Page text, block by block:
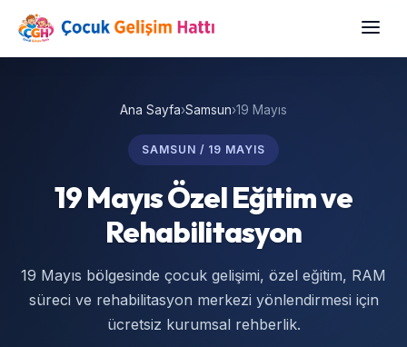
Ana Sayfa›Samsun›19 Mayıs
SAMSUN / 19 MAYIS
19 Mayıs Özel Eğitim ve
Rehabilitasyon
19 Mayıs bölgesinde çocuk gelişimi, özel eğitim, RAM
süreci ve rehabilitasyon merkezi yönlendirmesi için
ücretsiz kurumsal rehberlik.